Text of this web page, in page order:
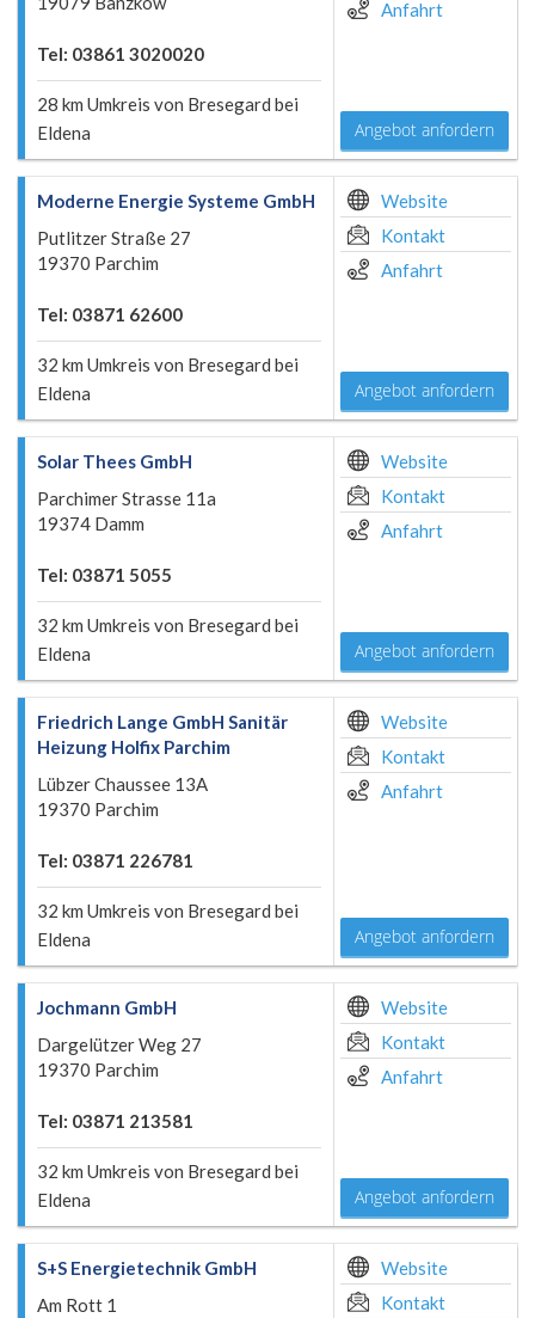
Tel: 03861 3020020
28 km Umkreis von Bresegard bei
Eldena
Anfahrt
Angebot anfordern
Moderne Energie Systeme GmbH
Putlitzer Straße 27
19370 Parchim
Tel: 03871 62600
32 km Umkreis von Bresegard bei
Eldena
Website
Kontakt
Anfahrt
Angebot anfordern
Solar Thees GmbH
Parchimer Strasse 11a
19374 Damm
Tel: 03871 5055
32 km Umkreis von Bresegard bei
Eldena
Website
Kontakt
Anfahrt
Angebot anfordern
Friedrich Lange GmbH Sanitär
Heizung Holfix Parchim
Lübzer Chaussee 13A
19370 Parchim
Tel: 03871 226781
32 km Umkreis von Bresegard bei
Eldena
Website
Kontakt
Anfahrt
Angebot anfordern
Jochmann GmbH
Dargelützer Weg 27
19370 Parchim
Tel: 03871 213581
32 km Umkreis von Bresegard bei
Eldena
Website
Kontakt
Anfahrt
Angebot anfordern
S+S Energietechnik GmbH
Am Rott 1
Website
Kontakt